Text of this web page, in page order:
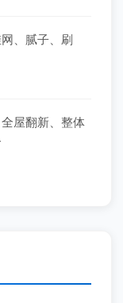
、腻子、刷
屋翻新、整体